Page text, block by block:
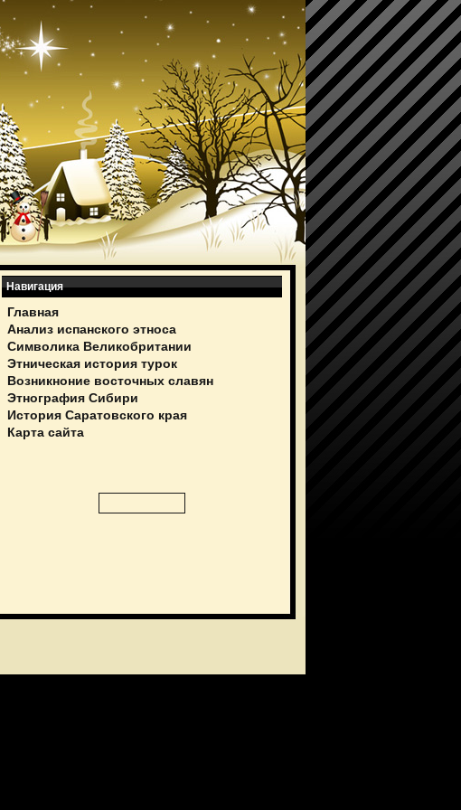
Навигация
Главная
Анализ испанского этноса
Символика Великобритании
Этническая история турок
Возникноние восточных славян
Этнография Сибири
История Саратовского края
Карта сайта